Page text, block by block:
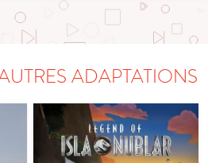
ADAPTATIONS